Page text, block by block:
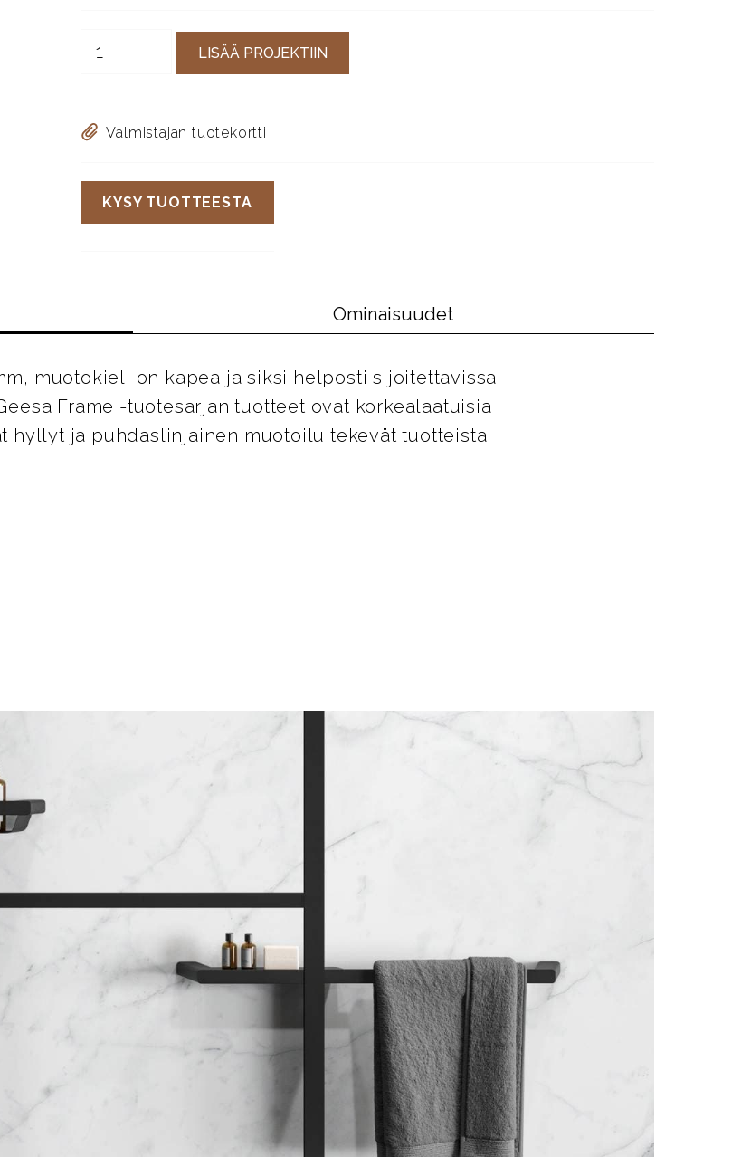
LISÄÄ PROJEKTIIN
Valmistajan tuotekortti
KYSY TUOTTEESTA
Ominaisuudet
muotokieli on kapea ja siksi helposti sijoitettavissa
Frame -tuotesarjan tuotteet ovat korkealaatuisia
hyllyt ja puhdaslinjainen muotoilu tekevät tuotteista